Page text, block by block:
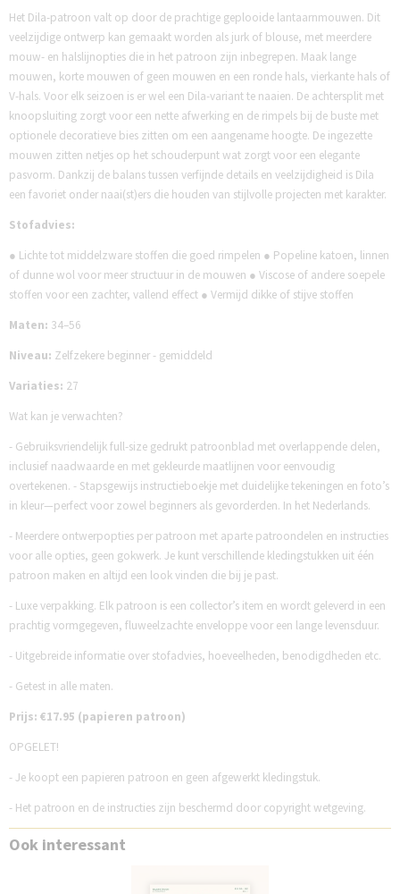
Het Dila-patroon valt op door de prachtige geplooide lantaarnmouwen. Dit
veelzijdige ontwerp kan gemaakt worden als jurk of blouse, met meerdere
mouw- en halslijnopties die in het patroon zijn inbegrepen. Maak lange
mouwen, korte mouwen of geen mouwen en een ronde hals, vierkante hals of
V-hals. Voor elk seizoen is er wel een Dila-variant te naaien. De achtersplit met
knoopsluiting zorgt voor een nette afwerking en de rimpels bij de buste met
optionele decoratieve bies zitten om een aangename hoogte. De ingezette
mouwen zitten netjes op het schouderpunt wat zorgt voor een elegante
pasvorm. Dankzij de balans tussen verfijnde details en veelzijdigheid is Dila
een favoriet onder naai(st)ers die houden van stijlvolle projecten met karakter.
Stofadvies:
● Lichte tot middelzware stoffen die goed rimpelen ● Popeline katoen, linnen
of dunne wol voor meer structuur in de mouwen ● Viscose of andere soepele
stoffen voor een zachter, vallend effect ● Vermijd dikke of stijve stoffen
Maten: 34–56
Niveau: Zelfzekere beginner - gemiddeld
Variaties: 27
Wat kan je verwachten?
- Gebruiksvriendelijk full-size gedrukt patroonblad met overlappende delen,
inclusief naadwaarde en met gekleurde maatlijnen voor eenvoudig
overtekenen. - Stapsgewijs instructieboekje met duidelijke tekeningen en foto’s
in kleur—perfect voor zowel beginners als gevorderden. In het Nederlands.
- Meerdere ontwerpopties per patroon met aparte patroondelen en instructies
voor alle opties, geen gokwerk. Je kunt verschillende kledingstukken uit één
patroon maken en altijd een look vinden die bij je past.
- Luxe verpakking. Elk patroon is een collector’s item en wordt geleverd in een
prachtig vormgegeven, fluweelzachte enveloppe voor een lange levensduur.
- Uitgebreide informatie over stofadvies, hoeveelheden, benodigdheden etc.
- Getest in alle maten.
Prijs: €17.95 (papieren patroon)
OPGELET!
- Je koopt een papieren patroon en geen afgewerkt kledingstuk.
- Het patroon en de instructies zijn beschermd door copyright wetgeving.
Ook interessant